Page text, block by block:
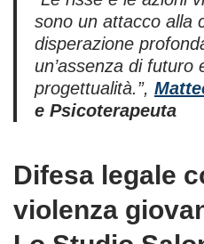
sono un attacco alla
disperazione
un’assenza di futuro
progettualità.”,
e Psicoterapeuta
Difesa legale
violenza